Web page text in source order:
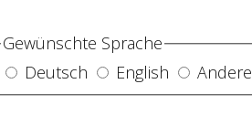
Gewünschte Sprache
Deutsch
English Andere